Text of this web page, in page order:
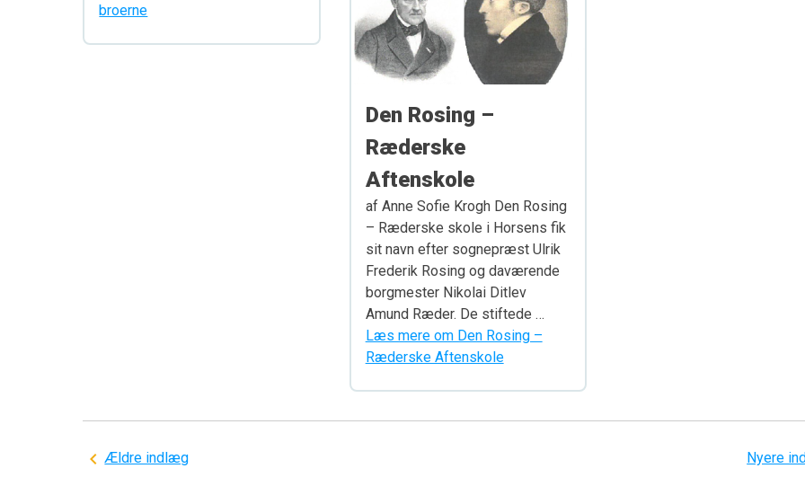
broerne
Den Rosing –
Ræderske
Aftenskole
af Anne Sofie Krogh Den Rosing
– Ræderske skole i Horsens fik
sit navn efter sognepræst Ulrik
Frederik Rosing og daværende
borgmester Nikolai Ditlev
Amund Ræder. De stiftede …
Læs mere om Den Rosing –
Ræderske Aftenskole
Navigation
Ældre indlæg Nyere